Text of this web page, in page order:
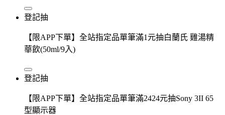
登記抽
【限APP下單】全站指定品單筆滿1元抽白蘭氏 雞湯精
華飲(50ml/9入)
登記抽
【限APP下單】全站指定品單筆滿2424元抽Sony 3II 65
型顯示器